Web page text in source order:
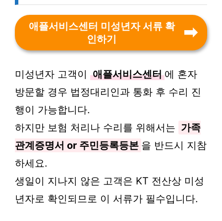
애플서비스센터 미성년자 서류 확
인하기
미성년자 고객이 애플서비스센터 에 혼자
방문할 경우 법정대리인과 통화 후 수리 진
행이 가능합니다.
하지만 보험 처리나 수리를 위해서는 가족
관계증명서 or 주민등록등본 을 반드시 지참
하세요.
생일이 지나지 않은 고객은 KT 전산상 미성
년자로 확인되므로 이 서류가 필수입니다.